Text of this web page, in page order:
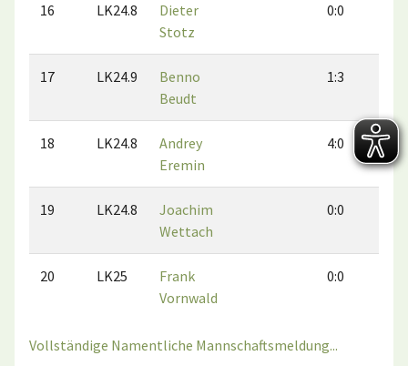
16 LK24.8
Dieter
Stotz
0:0
17 LK24.9
Benno
Beudt
1:3
18 LK24.8
Andrey
Eremin
4:0
19 LK24.8
Joachim
Wettach
0:0
20 LK25
Frank
Vornwald
0:0
Vollständige Namentliche Mannschaftsmeldung...